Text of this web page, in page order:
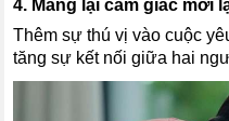
4. Mang lại cảm giác mới
Thêm sự thú vị vào cuộc
tăng sự kết nối giữa hai